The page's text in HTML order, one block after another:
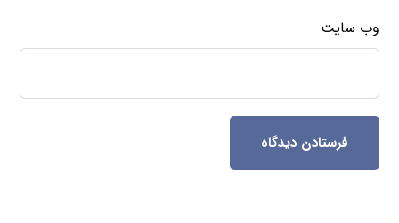
وب‌ سایت
فرستادن دیدگاه